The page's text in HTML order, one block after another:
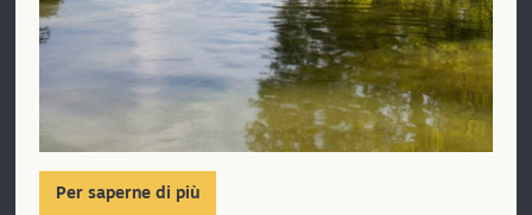
Per saperne di più